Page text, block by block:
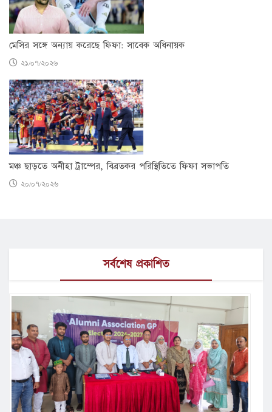
মেসির সঙ্গে অন্যায় করেছে ফিফা: সাবেক অধিনায়ক
২১/০৭/২০২৬
মঞ্চ ছাড়তে অনীহা ট্রাম্পের, বিব্রতকর পরিস্থিতিতে ফিফা সভাপতি
২০/০৭/২০২৬
সর্বশেষ প্রকাশিত